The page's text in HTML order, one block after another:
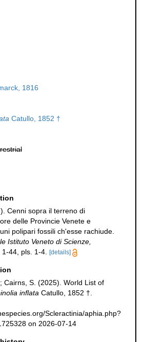
1816
Catullo, 1852 †
Cenni sopra il terreno di
delle Provincie Venete e
polipari fossili ch'esse rachiude.
Istituto Veneto di Scienze,
1-44, pls. 1-4. [details]
Cairns, S. (2025). World List of
inflata Catullo, 1852 †.
Scleractinia/aphia.php?
on 2026-07-14